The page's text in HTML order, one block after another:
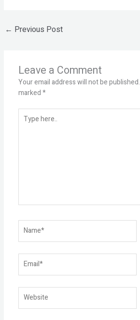
← Previous Post
Leave a Comment
Your email address will not be published.
marked*
here..